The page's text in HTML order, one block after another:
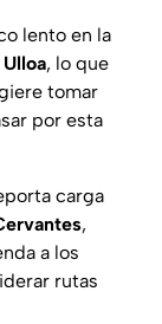
lento en la
, lo que
tomar
por esta
carga
,
a los
rutas